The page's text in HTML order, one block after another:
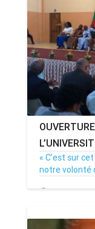
« C’est sur
notre volonté
31/01/20